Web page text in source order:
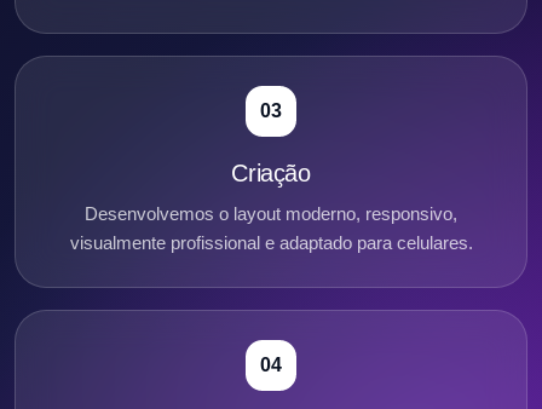
03
Criação
Desenvolvemos o layout moderno, responsivo,
visualmente profissional e adaptado para celulares.
04